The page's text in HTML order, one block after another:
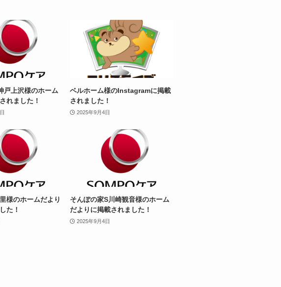
戸上沢様のホーム
れました！
ベルホーム様のInstagramに掲載
されました！
2025年9月4日
様のホームだより
た！
そんぽの家S川崎観音様のホーム
だよりに掲載されました！
2025年9月4日